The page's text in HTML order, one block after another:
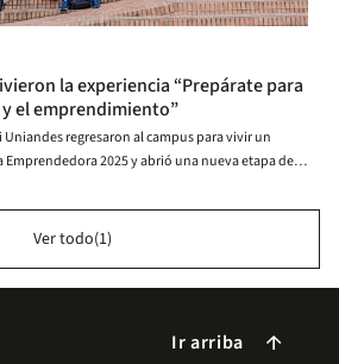
la experiencia “Prepárate para
el emprendimiento”
regresaron al campus para vivir un
2025 y abrió una nueva etapa de
aplicar la IA para impulsar ideas, negocios y
Ver todo(1)
Ir arriba arrow_forward